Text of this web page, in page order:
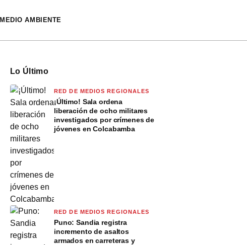
MEDIO AMBIENTE
Lo Último
RED DE MEDIOS REGIONALES
¡Último! Sala ordena
liberación de ocho militares
investigados por crímenes de
jóvenes en Colcabamba
RED DE MEDIOS REGIONALES
Puno: Sandia registra
incremento de asaltos
armados en carreteras y